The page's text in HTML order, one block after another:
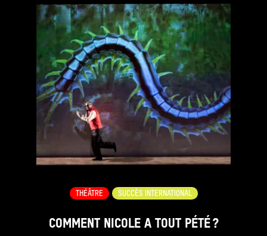
COMMENT NICOLE A TOUT PÉTÉ ?
THÉÂTRE SUCCÈS INTERNATIONAL